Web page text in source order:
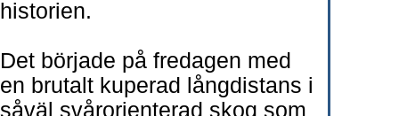
historien.
Det började på fredagen med
en brutalt kuperad långdistans i
såväl svårorienterad skog som